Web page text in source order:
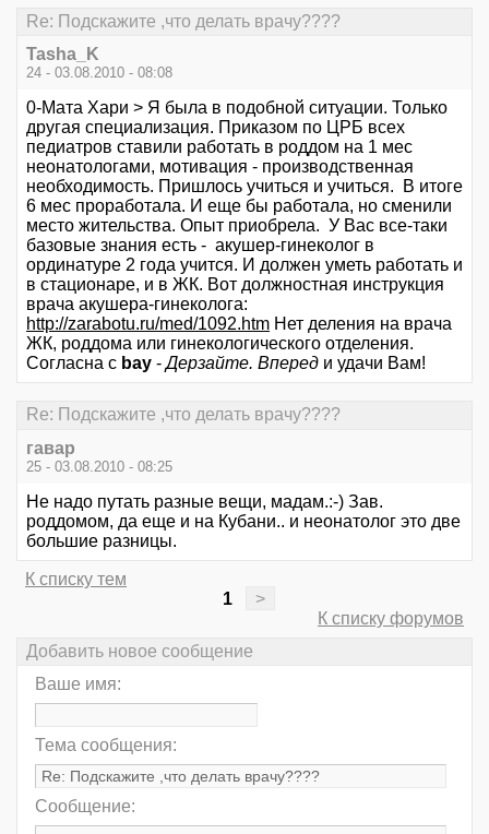
Re: Подскажите ,что делать врачу????
Tasha_K
24 - 03.08.2010 - 08:08
0-Мата Хари > Я была в подобной ситуации. Только
другая специализация. Приказом по ЦРБ всех
педиатров ставили работать в роддом на 1 мес
неонатологами, мотивация - производственная
необходимость. Пришлось учиться и учиться. В итоге
6 мес проработала. И еще бы работала, но сменили
место жительства. Опыт приобрела. У Вас все-таки
базовые знания есть - акушер-гинеколог в
ординатуре 2 года учится. И должен уметь работать и
в стационаре, и в ЖК. Вот должностная инструкция
врача акушера-гинеколога:
http://zarabotu.ru/med/1092.htm Нет деления на врача
ЖК, роддома или гинекологического отделения.
Согласна с bay -Дерзайте. Вперед и удачи Вам!
Re: Подскажите ,что делать врачу????
гавар
25 - 03.08.2010 - 08:25
Не надо путать разные вещи, мадам.:-) Зав.
роддомом, да еще и на Кубани.. и неонатолог это две
большие разницы.
К списку тем
1
>
К списку форумов
Добавить новое сообщение
Ваше имя:
Тема сообщения:
Сообщение: